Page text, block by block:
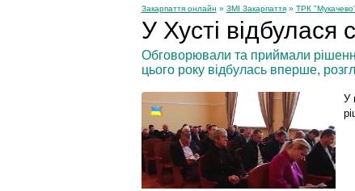
Закарпаття онлайн » ЗМІ Закарпаття» ТРК
У Хусті відбулася
Обговорювали та приймали
цього року відбулась вперше,
У